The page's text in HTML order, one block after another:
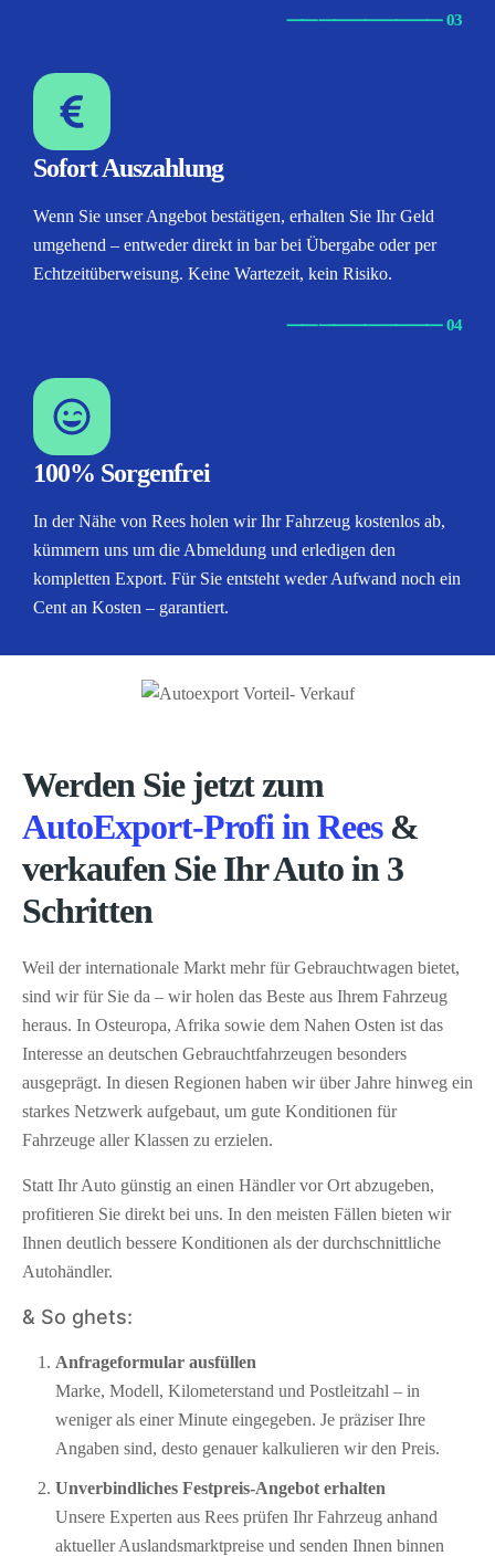
⸺⸺⸺⸺⸺ 03
Sofort Auszahlung
Wenn Sie unser Angebot bestätigen, erhalten Sie Ihr Geld
umgehend – entweder direkt in bar bei Übergabe oder per
Echtzeitüberweisung. Keine Wartezeit, kein Risiko.
⸺⸺⸺⸺⸺ 04
100% Sorgenfrei
In der Nähe von Rees holen wir Ihr Fahrzeug kostenlos ab,
kümmern uns um die Abmeldung und erledigen den
kompletten Export. Für Sie entsteht weder Aufwand noch ein
Cent an Kosten – garantiert.
Werden Sie jetzt zum
AutoExport-Profi in Rees&
verkaufen Sie Ihr Auto in 3
Schritten
Weil der internationale Markt mehr für Gebrauchtwagen bietet,
sind wir für Sie da – wir holen das Beste aus Ihrem Fahrzeug
heraus. In Osteuropa, Afrika sowie dem Nahen Osten ist das
Interesse an deutschen Gebrauchtfahrzeugen besonders
ausgeprägt. In diesen Regionen haben wir über Jahre hinweg ein
starkes Netzwerk aufgebaut, um gute Konditionen für
Fahrzeuge aller Klassen zu erzielen.
Statt Ihr Auto günstig an einen Händler vor Ort abzugeben,
profitieren Sie direkt bei uns. In den meisten Fällen bieten wir
Ihnen deutlich bessere Konditionen als der durchschnittliche
Autohändler.
& So ghets:
Anfrageformular ausfüllen
Marke, Modell, Kilometerstand und Postleitzahl – in
weniger als einer Minute eingegeben. Je präziser Ihre
Angaben sind, desto genauer kalkulieren wir den Preis.
Unverbindliches Festpreis-Angebot erhalten
Unsere Experten aus Rees prüfen Ihr Fahrzeug anhand
aktueller Auslandsmarktpreise und senden Ihnen binnen